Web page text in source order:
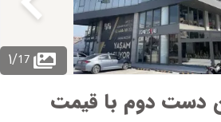
1/17
دست دوم با قیمت